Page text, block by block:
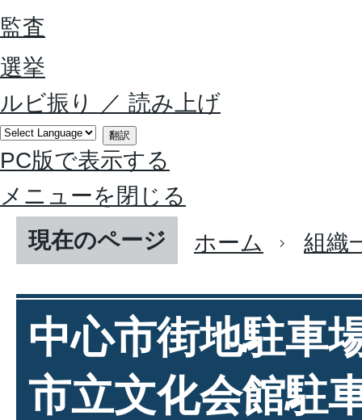
監査
選挙
ルビ振り
／ 読み上げ
翻訳
PC版で表示する
メニューを閉じる
現在のページ
ホーム 組織
中心市街地駐車
市立文化会館駐